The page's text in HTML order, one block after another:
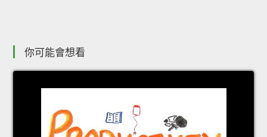
你可能會想看